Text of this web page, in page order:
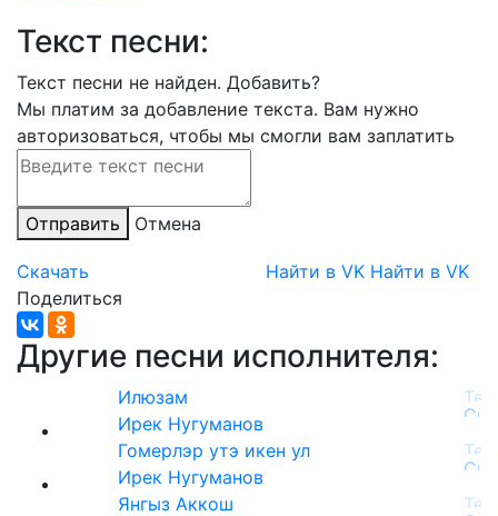
Текст песни:
Текст песни не найден. Добавить?
Мы платим за добавление текста. Вам нужно
авторизоваться, чтобы мы смогли вам заплатить
Отправить Отмена
Скачать Найти в VK Найти в VK
Поделиться
Другие песни исполнителя:
Илюзам
Ирек Нугуманов
Гомерлэр утэ икен ул
Ирек Нугуманов
Янгыз Аккош